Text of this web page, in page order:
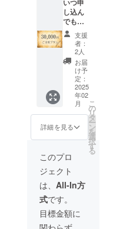
以内 ・
受講方
法：オ
ンライ
※LINE
のオー
プン
チャッ
ト：
zoomの
URLを
タロウ
の隠れ
て配信
いたし
ます
をお願
いいた
しま
す。
「バ
ルーン
アート
教室：
ご招
待」 ・
実施概
要：60
分×３回
（3ヶ月
有効期
限：
2025年
以内 ・
法：オ
ンライ
ン
易度が
高いバ
ルーン
アート
にチャ
レンジ
いただ
くこと
ができ
ます。
※バルー
ンアー
トで使
用する
せてい
ので、
ご住所
などの
ご入力
をお願
いいた
を当日
ご紹介
━━━
━━━
━━━
━━━
・お礼
のお手
紙 ・当
日の講
演アー
カイブ
動画を
シーク
「初心
者でも
出来る
バルー
ンアー
ト教室
にご招
待（オ
いつ申
し込ん
でも
OK！バ
ルーン
ギフト
「似顔
絵」を
ご提供
オンラ
インバ
ルーン
アート
教室に3
カ月ご
招待 ご
注文く
ださっ
た方の
お名前
を当日
ご紹介
━━━
━━━
支援
者：
2人
お届
け予
定：
2025
年02
月
詳細を見る
こ
の
リ
タ
ー
ン
を
選
択
す
る
このプロ
ジェクト
は、 All-In方
式です。
目標金額に